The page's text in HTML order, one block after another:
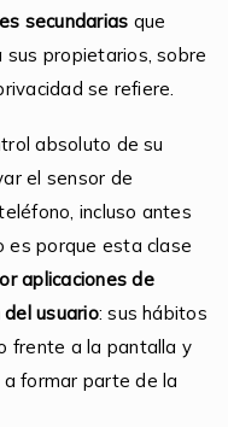
secundarias que
propietarios, sobre
se refiere.
absoluto de su
el sensor de
incluso antes
es porque esta clase
aplicaciones de
usuario: sus hábitos
frente a la pantalla y
formar parte de la